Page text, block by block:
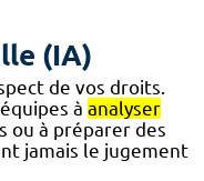
(IA)
de vos droits.
à analyser
ou à préparer des
jamais le jugement